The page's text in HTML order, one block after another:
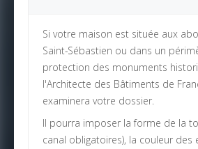
Si votre maison est située aux
Saint-Sébastien ou dans un
protection des monuments
l'Architecte des Bâtiments de
examinera votre dossier.
Il pourra imposer la forme de la
canal obligatoires), la couleur des